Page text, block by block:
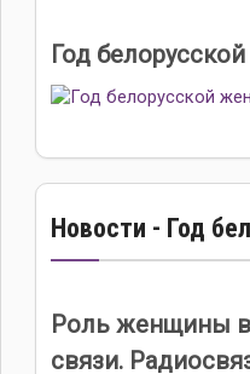
Год
Новости - Год
Роль женщины в
связи.